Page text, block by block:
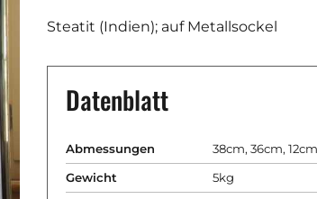
Steatit (Indien); auf Metallsockel
Datenblatt
Abmessungen 38cm, 36cm, 12cm
Gewicht 5kg